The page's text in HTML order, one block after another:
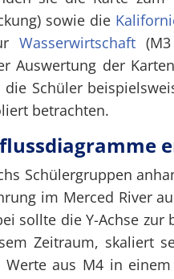
sowie die
Wasserwirtschaft
Auswertung der
Schüler
betrachten.
Schülergruppen
im Merced River
sollte die Y-Achse
Zeitraum, skaliert
aus M4 in